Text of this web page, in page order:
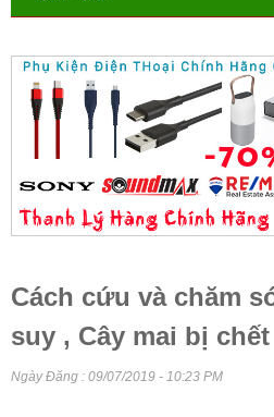
Cách cứu và chăm
suy , Cây mai bị
Ngày Đăng : 09/07/2019 - 10:23 PM